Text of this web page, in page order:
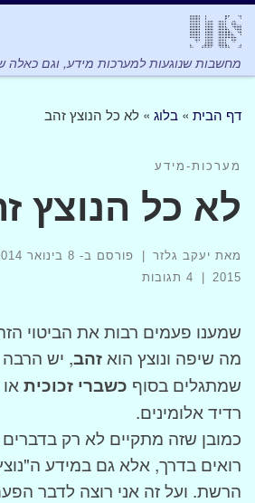
מחשבות שנוגעות למערכות מידע, וגם
דף הבית » בלוג » לא כל הנוצץ זהב
מערכות-מידע
לא כל הנוצץ
מאת יעקב גלזר | פורסם ב- 8 בינואר 2014
2015
| 4 תגובות
שמענו פעמים רבות את הביטוי
מה שיפה ונוצץ הוא זהב, יש הרבה
שמתגלים בסוף כשברי זכוכית
רדיד אלומינים.
כמובן שזה מתקיים לא רק בדברים
רואים בדרך, אלא גם במידע
הרשת. ועל זה אני רוצה לדבר